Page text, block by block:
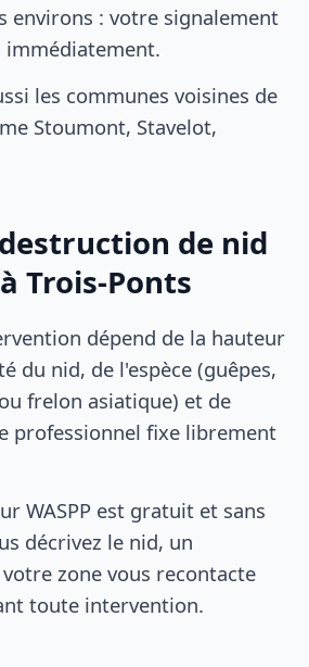
environs : votre signalement
les communes voisines de
Stoumont, Stavelot,
de nid
Trois-Ponts
dépend de la hauteur
du nid, de l'espèce (guêpes,
frelon asiatique) et de
professionnel fixe librement
WASPP est gratuit et sans
décrivez le nid, un
zone vous recontacte
toute intervention.